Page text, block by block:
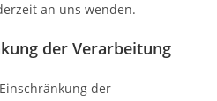
an uns wenden.
der Verarbeitung
der